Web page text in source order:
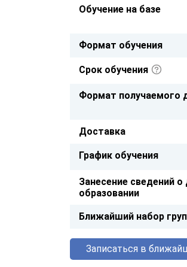
Обучение на базе
Формат обучения
Срок обучения
Формат получаемого
Доставка
График обучения
Занесение сведений
образовании
Ближайший набор
Записаться в